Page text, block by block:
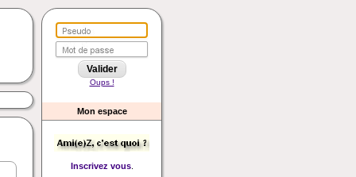
Oups !
Mon espace
Inscrivez vous.